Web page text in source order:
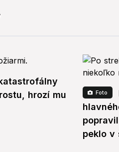
hrozí mu
Foto
peklo v